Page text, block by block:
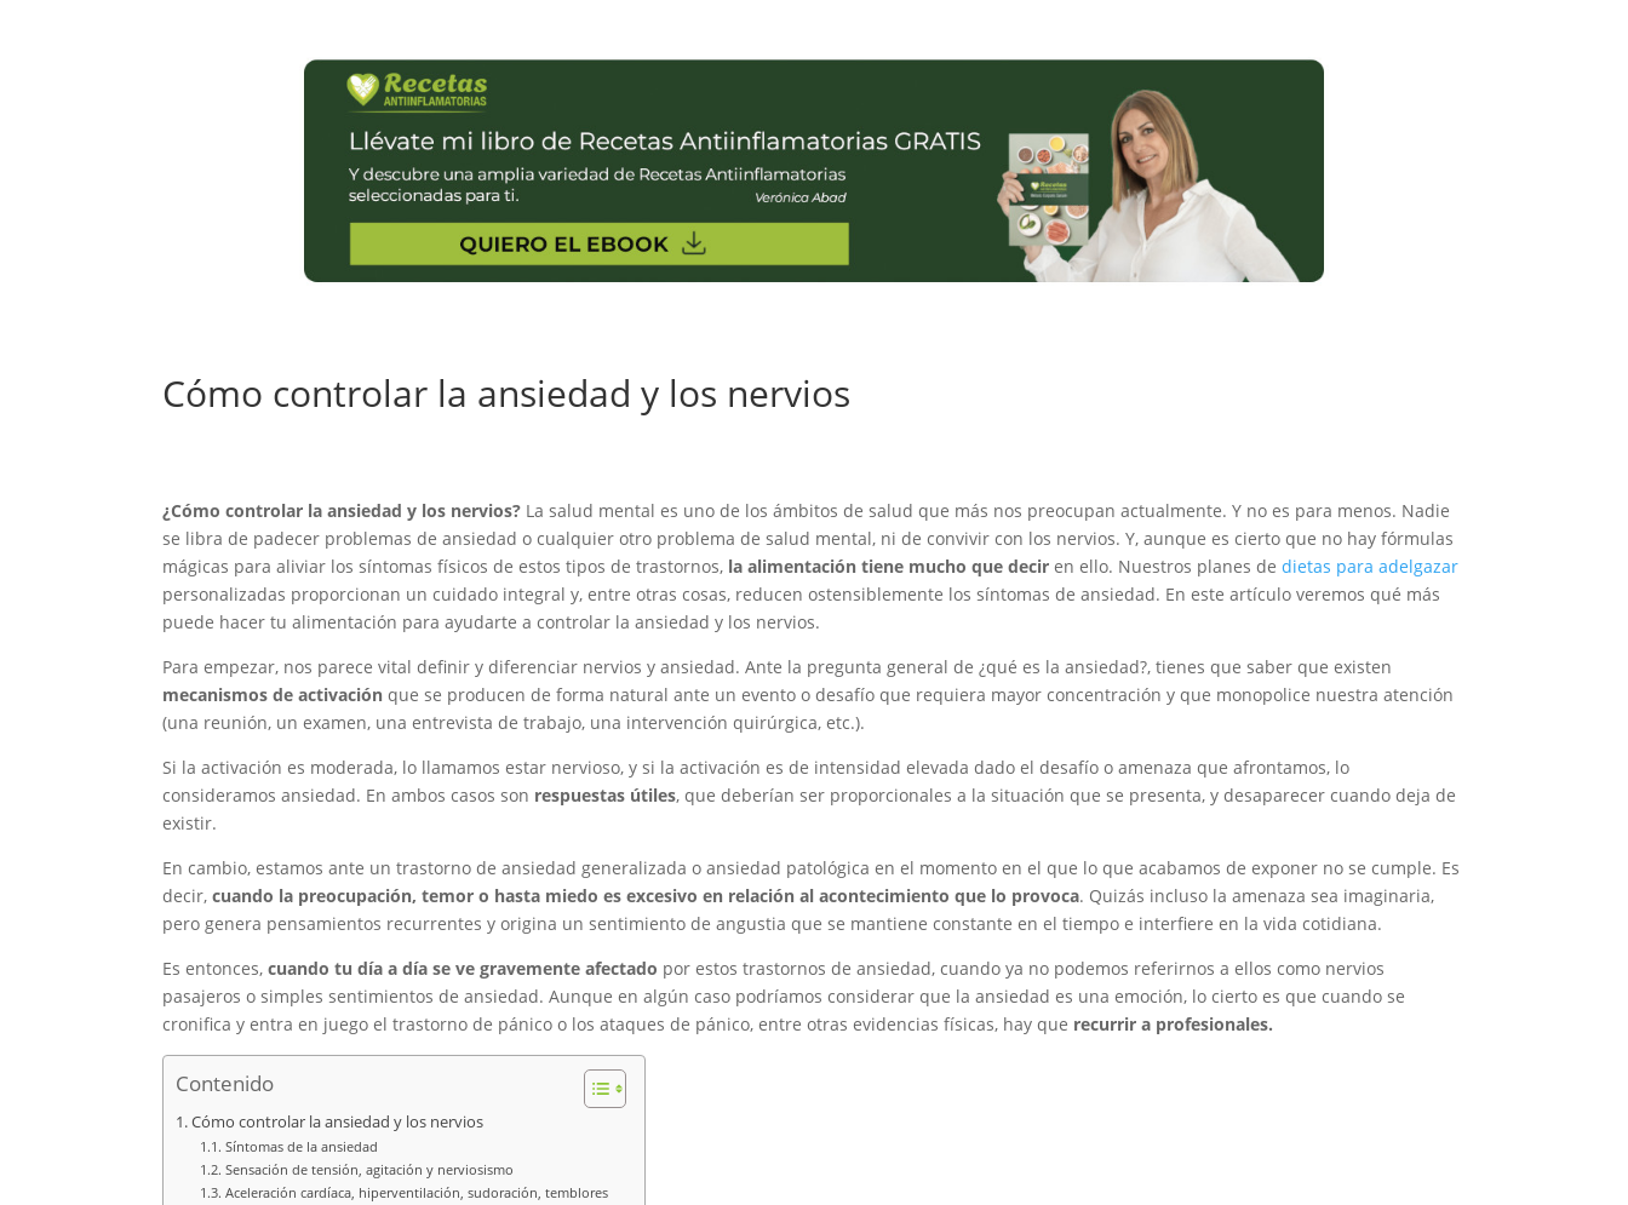
Cómo controlar la ansiedad y los nervios
¿Cómo controlar la ansiedad y los nervios? La salud mental es uno de los ámbitos de salud que más nos preocupan actualmente. Y no es para menos. Nadie
se libra de padecer problemas de ansiedad o cualquier otro problema de salud mental, ni de convivir con los nervios. Y, aunque es cierto que no hay fórmulas
mágicas para aliviar los síntomas físicos de estos tipos de trastornos, la alimentación tiene mucho que deciren ello. Nuestros planes dedietas para adelgazar
personalizadas proporcionan un cuidado integral y, entre otras cosas, reducen ostensiblemente los síntomas de ansiedad. En este artículo veremos qué más
puede hacer tu alimentación para ayudarte a controlar la ansiedad y los nervios.
Para empezar, nos parece vital definir y diferenciar nervios y ansiedad. Ante la pregunta general de ¿qué es la ansiedad?, tienes que saber que existen
mecanismos de activación que se producen de forma natural ante un evento o desafío que requiera mayor concentración y que monopolice nuestra atención
(una reunión, un examen, una entrevista de trabajo, una intervención quirúrgica, etc.).
Si la activación es moderada, lo llamamos estar nervioso, y si la activación es de intensidad elevada dado el desafío o amenaza que afrontamos, lo
consideramos ansiedad. En ambos casos son respuestas útiles, que deberían ser proporcionales a la situación que se presenta, y desaparecer cuando deja de
existir.
En cambio, estamos ante un trastorno de ansiedad generalizada o ansiedad patológica en el momento en el que lo que acabamos de exponer no se cumple. Es
decir,cuando la preocupación, temor o hasta miedo es excesivo en relación al acontecimiento que lo provoca. Quizás incluso la amenaza sea imaginaria,
pero genera pensamientos recurrentes y origina un sentimiento de angustia que se mantiene constante en el tiempo e interfiere en la vida cotidiana.
Es entonces,cuando tu día a día se ve gravemente afectado por estos trastornos de ansiedad, cuando ya no podemos referirnos a ellos como nervios
pasajeros o simples sentimientos de ansiedad. Aunque en algún caso podríamos considerar que la ansiedad es una emoción, lo cierto es que cuando se
cronifica y entra en juego el trastorno de pánico o los ataques de pánico, entre otras evidencias físicas, hay que recurrir a profesionales.
Contenido
Cómo controlar la ansiedad y los nervios
Síntomas de la ansiedad
Sensación de tensión, agitación y nerviosismo
Aceleración cardíaca, hiperventilación, sudoración, temblores